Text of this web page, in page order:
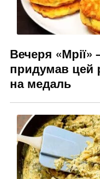
Вечеря
придумав цей
на медаль